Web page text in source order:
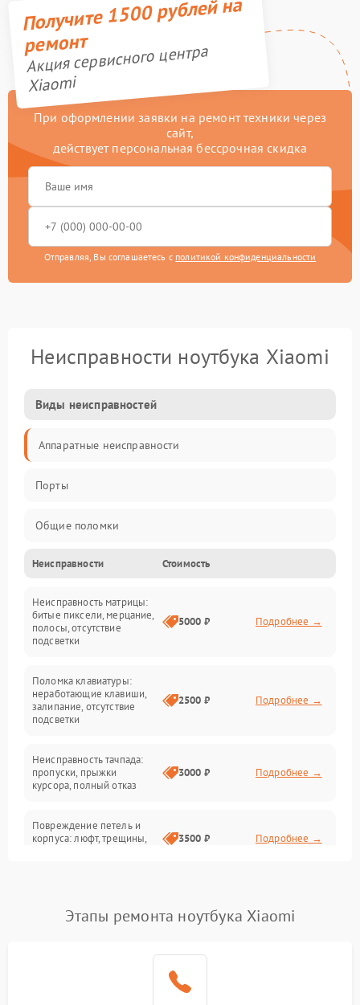
Получите 1500 рублей на
ремонт
Акция сервисного центра
Xiaomi
При оформлении заявки на ремонт техники через
сайт,
действует персональная бессрочная скидка
Отправляя, Вы соглашаетесь с политикой конфиденциальности
Неисправности ноутбука Xiaomi
Виды неисправностей
Аппаратные неисправности
Порты
Общие поломки
Устройства
Программные ошибки
Электрические и системные сбои
Интерфейсные проблемы
Батарея
Сеть и интернет
Неисправности Стоимость
Неисправность матрицы:
битые пиксели, мерцание,
полосы, отсутствие
подсветки
5000 ₽ Подробнее →
Поломка клавиатуры:
неработающие клавиши,
залипание, отсутствие
подсветки
2500 ₽ Подробнее →
Неисправность тачпада:
пропуски, прыжки
курсора, полный отказ
3000 ₽ Подробнее →
Повреждение петель и
корпуса: люфт, трещины,
3500 ₽ Подробнее →
невозможность зарядки,
2500 ₽ Подробнее →
2000 ₽
Этапы ремонта ноутбука Xiaomi